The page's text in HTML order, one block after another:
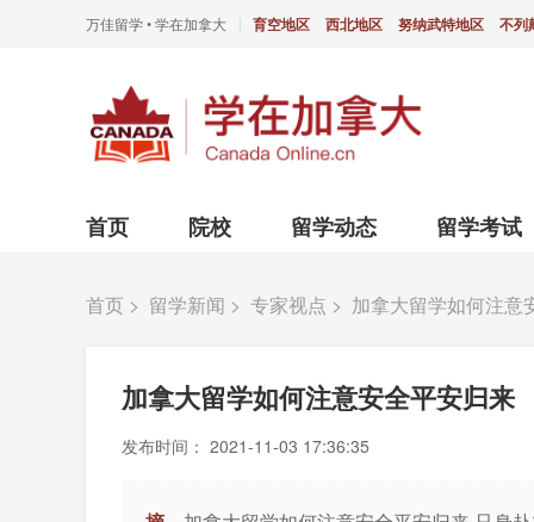
万佳留学 • 学在加拿大 育空地区 西北地区 努纳武特地区 不列
首页 院校 留学动态 留学考试
首页 > 留学新闻 > 专家视点 > 加拿大留学如何注意
加拿大留学如何注意安全平安归来
发布时间： 2021-11-03 17:36:35